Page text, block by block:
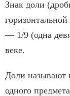
Знак доли
— 1/9 (одна
веке.
Доли называют
одного